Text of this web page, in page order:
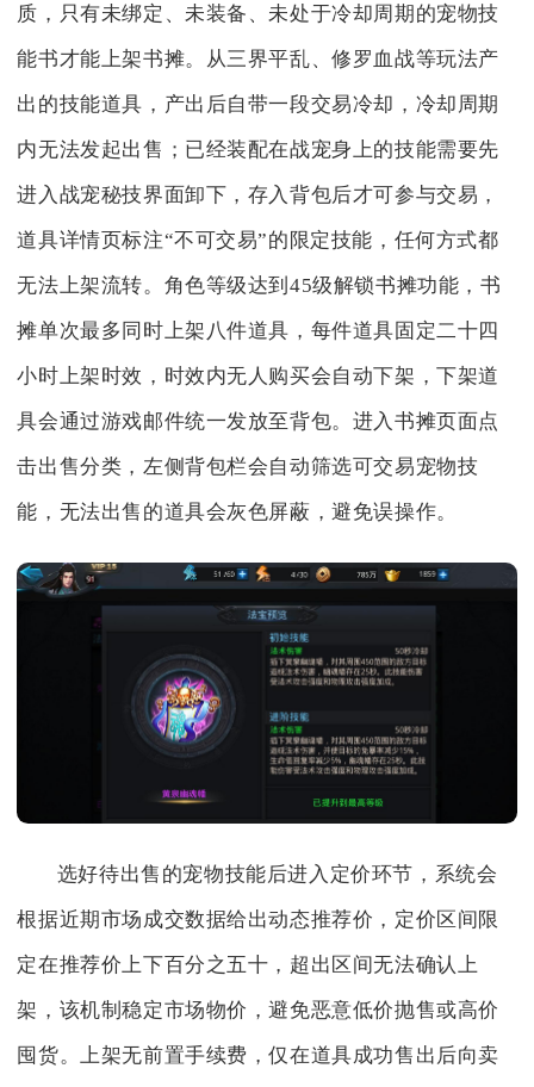
质，只有未绑定、未装备、未处于冷却周期的宠物技
能书才能上架书摊。从三界平乱、修罗血战等玩法产
出的技能道具，产出后自带一段交易冷却，冷却周期
内无法发起出售；已经装配在战宠身上的技能需要先
进入战宠秘技界面卸下，存入背包后才可参与交易，
道具详情页标注“不可交易”的限定技能，任何方式都
无法上架流转。角色等级达到45级解锁书摊功能，书
摊单次最多同时上架八件道具，每件道具固定二十四
小时上架时效，时效内无人购买会自动下架，下架道
具会通过游戏邮件统一发放至背包。进入书摊页面点
击出售分类，左侧背包栏会自动筛选可交易宠物技
能，无法出售的道具会灰色屏蔽，避免误操作。
选好待出售的宠物技能后进入定价环节，系统会
根据近期市场成交数据给出动态推荐价，定价区间限
定在推荐价上下百分之五十，超出区间无法确认上
架，该机制稳定市场物价，避免恶意低价抛售或高价
囤货。上架无前置手续费，仅在道具成功售出后向卖